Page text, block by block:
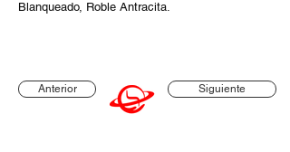
Blanqueado, Roble Antracita.
Anterior Siguiente